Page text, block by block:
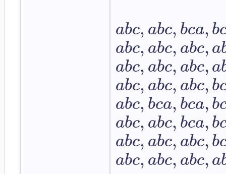
abc,abc,bca,b
abc,abc,abc,a
abc,abc,abc,a
abc,abc,abc,b
abc,bca,bca,b
abc,abc,bca,b
abc,abc,abc,b
abc,abc,abc,a